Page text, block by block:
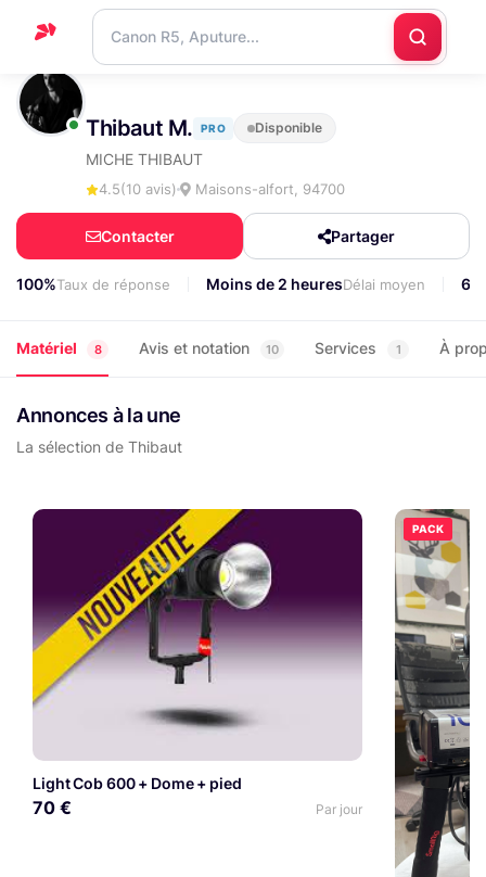
Accueil
Support
Nous
contacter
Thibaut M. PRO Disponible
MICHE THIBAUT
4.5(10 avis) Maisons-alfort, 94700
Contacter Partager
100%Taux de réponse Moins de 2 heuresDélai moyen
Matériel 8 Avis et notation 10 Services 1 À
Annonces à la une
La sélection de Thibaut
Light Cob 600 + Dome + pied
70 € Par jour
PACK